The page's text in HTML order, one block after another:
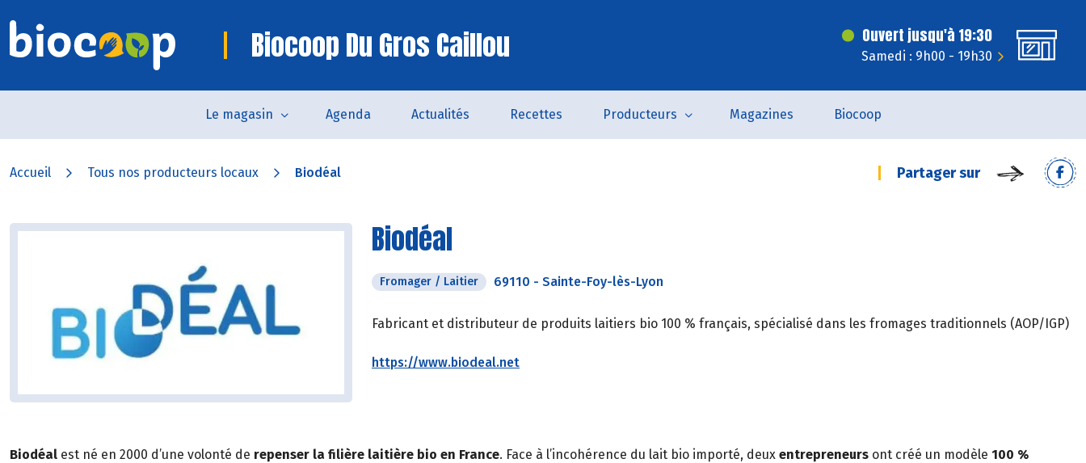
Biocoop Du Gros Caillou Ouvert jusqu'à 19:30
Samedi : 9h00 - 19h30
Le magasin Agenda Actualités Recettes Producteurs Magazines Biocoop
Accueil Tous nos producteurs locaux Biodéal Partager sur
Biodéal
Fromager / Laitier 69110 - Sainte-Foy-lès-Lyon
Fabricant et distributeur de produits laitiers bio 100 % français, spécialisé dans les fromages traditionnels (AOP/IGP)
https://www.biodeal.net
Biodéal est né en 2000 d’une volonté de repenser la filière laitière bio en France. Face à l’incohérence du lait bio importé, deux entrepreneurs ont créé un modèle 100 %